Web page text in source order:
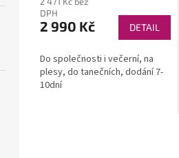
DPH
2 990 Kč DETAIL
Do společnosti i večerní, na
plesy, do tanečních, dodání 7-
10dní